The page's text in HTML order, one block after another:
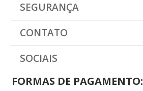
SEGURANÇA
CONTATO
SOCIAIS
FORMAS DE PAGAMENTO: